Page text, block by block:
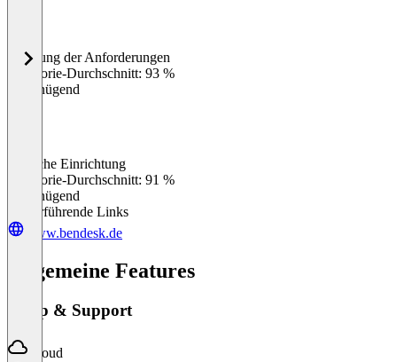
%
Erfüllung der Anforderungen
Kategorie-Durchschnitt: 93 %
Ungenügend
Einfache Einrichtung
Kategorie-Durchschnitt: 91 %
Ungenügend
Weiterführende Links
www.bendesk.de
Allgemeine Features
Setup & Support
Cloud